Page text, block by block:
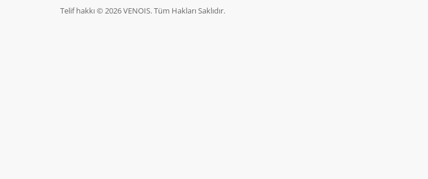
Telif hakkı © 2026 VENOIS. Tüm Hakları Saklıdır.